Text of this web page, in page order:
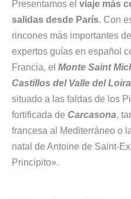
Presentamos el viaje más
salidas desde París. Con
rincones más importantes
expertos guías en español
Francia, el Monte Saint
Castillos del Valle del Loira
situado a las faldas de los
fortificada de Carcasona,
francesa al Mediterráneo o
natal de Antoine de Saint-
Principito».